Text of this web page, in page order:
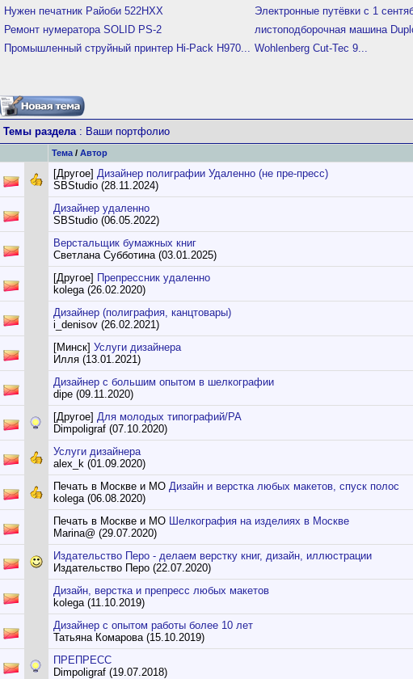
Нужен печатник Райоби 522HXX
Электронные путёвки с 1
Ремонт нумератора SOLID PS-2
листоподборочная машина
Промышленный струйный принтер Hi-Pack H970... Wohlenberg Cut-Tec 9...
Темы раздела: Ваши портфолио
Тема / Автор
[Другое] Дизайнер полиграфии Удаленно (не пре-пресс)
SBStudio (28.11.2024)
Дизайнер удаленно
SBStudio (06.05.2022)
Верстальщик бумажных книг
Светлана Субботина (03.01.2025)
[Другое] Препрессник удаленно
kolega (26.02.2020)
Дизайнер (полиграфия, канцтовары)
i_denisov (26.02.2021)
[Минск] Услуги дизайнера
Илля (13.01.2021)
Дизайнер с большим опытом в шелкографии
dipe (09.11.2020)
[Другое] Для молодых типографий/РА
Dimpoligraf (07.10.2020)
Услуги дизайнера
alex_k (01.09.2020)
Печать в Москве и МО Дизайн и верстка любых макетов, спуск полос
kolega (06.08.2020)
Печать в Москве и МО Шелкография на изделиях в Москве
Marina@ (29.07.2020)
Издательство Перо - делаем верстку книг, дизайн, иллюстрации
Издательство Перо (22.07.2020)
Дизайн, верстка и препресс любых макетов
kolega (11.10.2019)
Дизайнер с опытом работы более 10 лет
Татьяна Комарова (15.10.2019)
ПРЕПРЕСС
Dimpoligraf (19.07.2018)